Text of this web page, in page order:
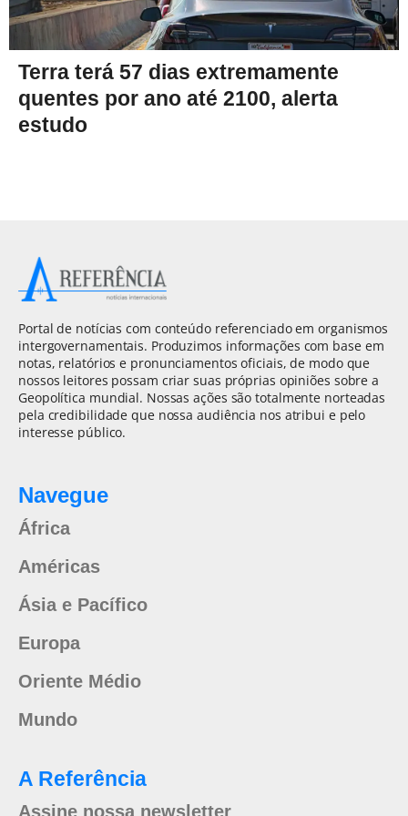
Terra terá 57 dias extremamente
quentes por ano até 2100, alerta
estudo
Portal de notícias com conteúdo referenciado em organismos
intergovernamentais. Produzimos informações com base em
notas, relatórios e pronunciamentos oficiais, de modo que
nossos leitores possam criar suas próprias opiniões sobre a
Geopolítica mundial. Nossas ações são totalmente norteadas
pela credibilidade que nossa audiência nos atribui e pelo
interesse público.
Navegue
África
Américas
Ásia e Pacífico
Europa
Oriente Médio
Mundo
A Referência
Assine nossa newsletter